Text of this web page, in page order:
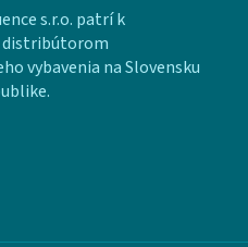
s.r.o. patrí k
distribútorom
vybavenia na Slovensku